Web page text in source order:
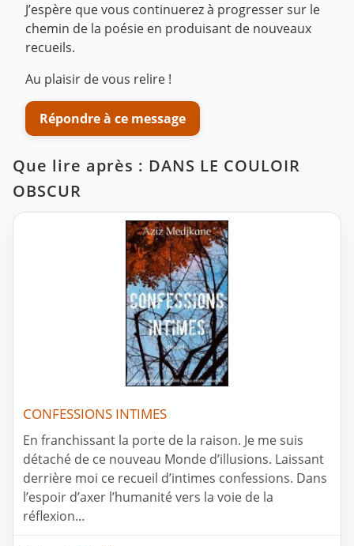
J’espère que vous continuerez à progresser sur le
chemin de la poésie en produisant de nouveaux
recueils.
Au plaisir de vous relire !
Répondre à ce message
Que lire après : DANS LE COULOIR
OBSCUR
CONFESSIONS INTIMES
En franchissant la porte de la raison. Je me suis
détaché de ce nouveau Monde d’illusions. Laissant
derrière moi ce recueil d’intimes confessions. Dans
l’espoir d’axer l’humanité vers la voie de la
réflexion…